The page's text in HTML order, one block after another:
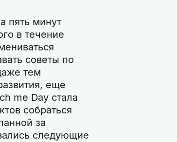
пять минут
в течение
советы по
тем
еще
me Day стала
собраться
за
следующие